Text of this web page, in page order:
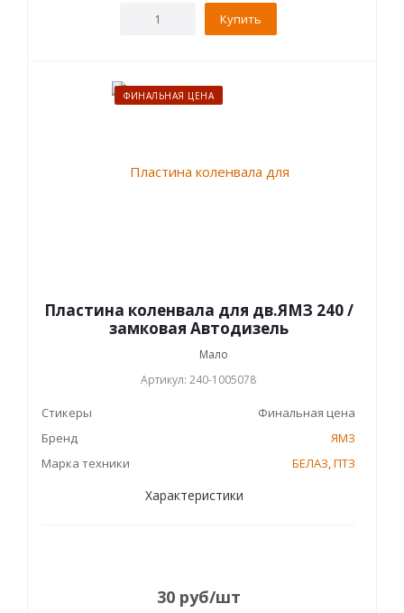
Купить
ФИНАЛЬНАЯ ЦЕНА
Пластина коленвала для дв.ЯМЗ 240 /
замковая Автодизель
Мало
Артикул: 240-1005078
Стикеры
Финальная цена
Бренд
ЯМЗ
Марка техники
БЕЛАЗ,ПТЗ
Характеристики
30 руб/шт